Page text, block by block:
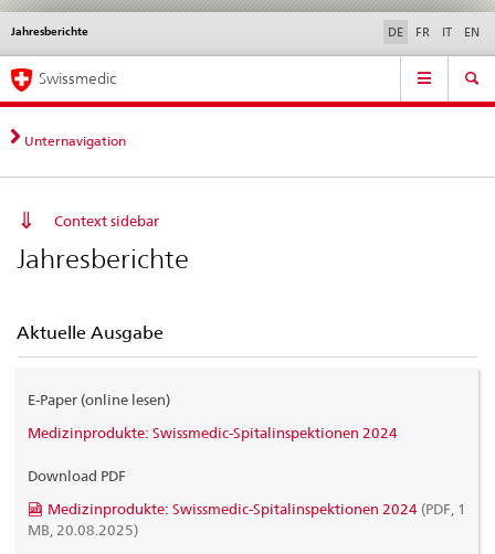
Direktnavigation
News,
Rechtsgrundlagen,
Kontakt
News & Updates Kontakt | Support & Hilfe
Jahresberichte
Sprachwahl DE FR IT EN
Service
Hauptnavigation
Swissmedic
Unternavigation
Context sidebar
Jahresberichte
Aktuelle Ausgabe
E-Paper (online lesen)
Medizinprodukte: Swissmedic-Spitalinspektionen 2024
Download PDF
Medizinprodukte: Swissmedic-Spitalinspektionen 2024 (PDF, 1
MB, 20.08.2025)